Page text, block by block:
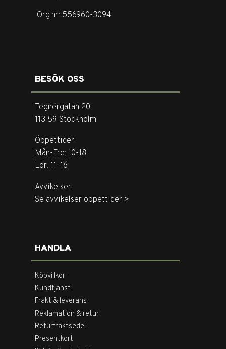
Org.nr: 556960-3094
BESÖK OSS
Tegnérgatan 20
113 59 Stockholm
Öppettider:
Mån-Fre: 10-18
Lör: 11-16
Avvikelser:
Se avvikelser öppettider >
HANDLA
Köpvillkor
Kundtjänst
Frakt & leverans
Reklamation & retur
Returfraktsedel
Presentkort